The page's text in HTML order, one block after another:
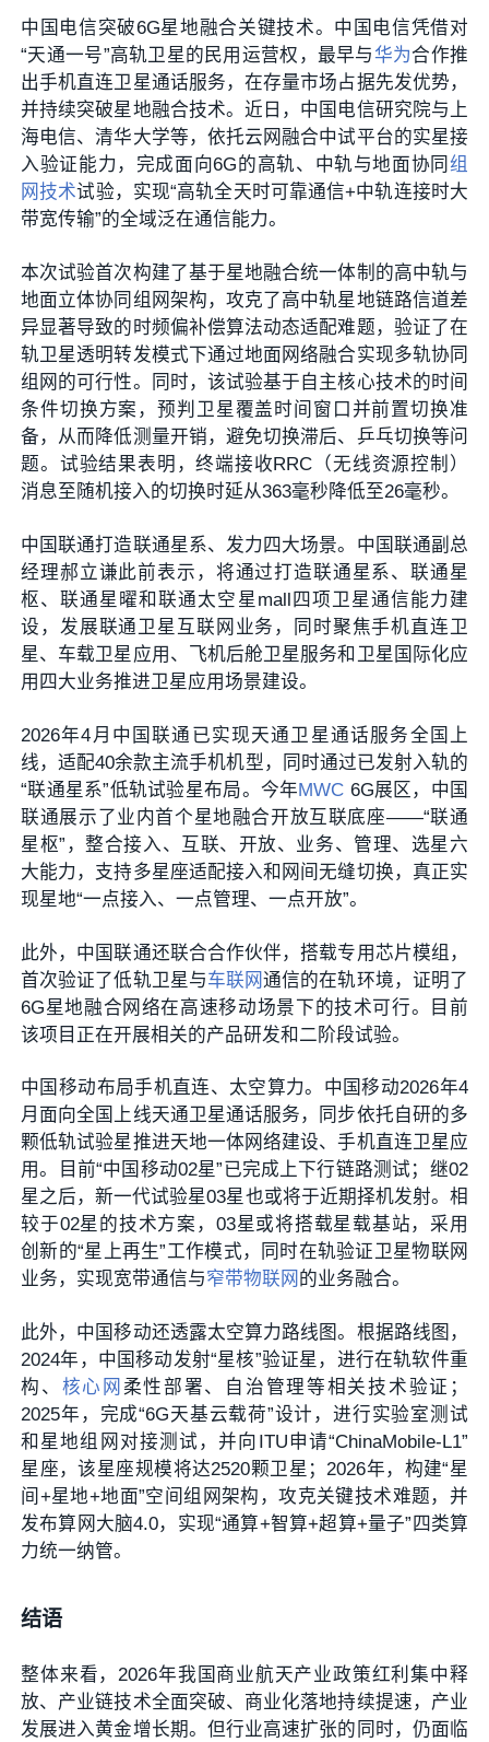
中国电信突破6G星地融合关键技术。中国电信凭借对
“天通一号”高轨卫星的民用运营权，最早与华为合作推
出手机直连卫星通话服务，在存量市场占据先发优势，
并持续突破星地融合技术。近日，中国电信研究院与上
海电信、清华大学等，依托云网融合中试平台的实星接
入验证能力，完成面向6G的高轨、中轨与地面协同 组
网技术试验，实现“高轨全天时可靠通信+中轨连接时大
带宽传输”的全域泛在通信能力。
本次试验首次构建了基于星地融合统一体制的高中轨与
地面立体协同组网架构，攻克了高中轨星地链路信道差
异显著导致的时频偏补偿算法动态适配难题，验证了在
轨卫星透明转发模式下通过地面网络融合实现多轨协同
组网的可行性。同时，该试验基于自主核心技术的时间
条件切换方案，预判卫星覆盖时间窗口并前置切换准
备，从而降低测量开销，避免切换滞后、乒乓切换等问
题。试验结果表明，终端接收RRC（无线资源控制）
消息至随机接入的切换时延从363毫秒降低至26毫秒。
中国联通打造联通星系、发力四大场景。中国联通副总
经理郝立谦此前表示，将通过打造联通星系、联通星
枢、联通星曜和联通太空星mall四项卫星通信能力建
设，发展联通卫星互联网业务，同时聚焦手机直连卫
星、车载卫星应用、飞机后舱卫星服务和卫星国际化应
用四大业务推进卫星应用场景建设。
2026年4月中国联通已实现天通卫星通话服务全国上
线，适配40余款主流手机机型，同时通过已发射入轨的
“联通星系”低轨试验星布局。今年MWC 6G展区，中国
联通展示了业内首个星地融合开放互联底座——“联通
星枢”，整合接入、互联、开放、业务、管理、选星六
大能力，支持多星座适配接入和网间无缝切换，真正实
现星地“一点接入、一点管理、一点开放”。
此外，中国联通还联合合作伙伴，搭载专用芯片模组，
首次验证了低轨卫星与车联网通信的在轨环境，证明了
6G星地融合网络在高速移动场景下的技术可行。目前
该项目正在开展相关的产品研发和二阶段试验。
中国移动布局手机直连、太空算力。中国移动2026年4
月面向全国上线天通卫星通话服务，同步依托自研的多
颗低轨试验星推进天地一体网络建设、手机直连卫星应
用。目前“中国移动02星”已完成上下行链路测试；继02
星之后，新一代试验星03星也或将于近期择机发射。相
较于02星的技术方案，03星或将搭载星载基站，采用
创新的“星上再生”工作模式，同时在轨验证卫星物联网
业务，实现宽带通信与窄带物联网 的业务融合。
此外，中国移动还透露太空算力路线图。根据路线图，
2024年，中国移动发射“星核”验证星，进行在轨软件重
构、 核心网 柔性部署、自治管理等相关技术验证；
2025年，完成“6G天基云载荷”设计，进行实验室测试
和星地组网对接测试，并向ITU申请“ChinaMobile-L1”
星座，该星座规模将达2520颗卫星；2026年，构建“星
间+星地+地面”空间组网架构，攻克关键技术难题，并
发布算网大脑4.0，实现“通算+智算+超算+量子”四类算
力统一纳管。
结语
整体来看，2026年我国商业航天产业政策红利集中释
放、产业链技术全面突破、商业化落地持续提速，产业
发展进入黄金增长期。但行业高速扩张的同时，仍面临